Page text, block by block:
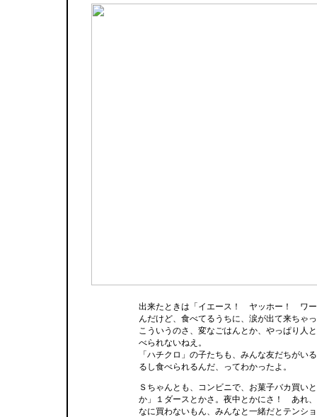
出来たときは「イエース！ ヤッホー！ ワー
んだけど、食べてるうちに、涙が出て来ちゃ
こういうのさ、変なごはんとか、やっぱり人
べられないねえ。
「ハチクロ」の子たちも、みんな友だちがい
るし食べられるんだ、ってわかったよ。
Ｓちゃんとも、コンビニで、お菓子バカ買い
か」１ダースとかさ。夜中とかにさ！ あれ
なに買わないもん、みんなと一緒だとテンシ